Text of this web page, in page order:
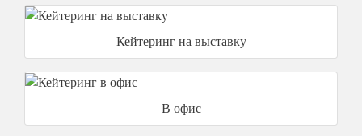
Кейтеринг на выставку
В офис